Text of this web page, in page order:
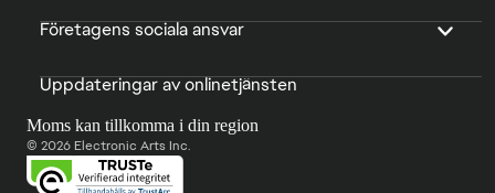
Företagens sociala ansvar
Uppdateringar av onlinetjänsten
Moms kan tillkomma i din region
© 2026 Electronic Arts Inc.